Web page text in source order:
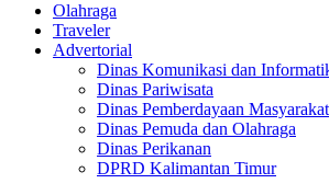
Olahraga
Traveler
Advertorial
Dinas Komunikasi dan
Dinas Pariwisata
Dinas Pemberdayaan
Dinas Pemuda dan Olahraga
Dinas Perikanan
DPRD Kalimantan Timur